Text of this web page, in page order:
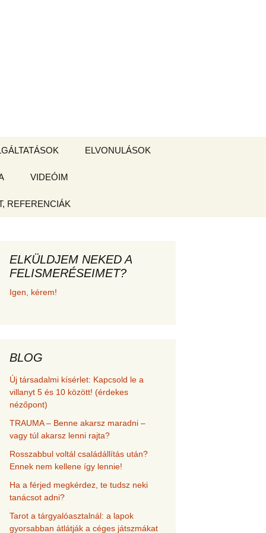
BOLT
ELVONULÁSOK
VIDEÓIM
REFERENCIÁK
az új
és
ELKÜLDJEM NEKED A
FELISMERÉSEIMET?
Igen, kérem!
BLOG
Új társadalmi kísérlet: Kapcsold le a
villanyt 5 és 10 között! (érdekes
nézőpont)
TRAUMA – Benne akarsz maradni –
vagy túl akarsz lenni rajta?
Rosszabbul voltál családállítás után?
Ennek nem kellene így lennie!
Ha a férjed megkérdez, te tudsz neki
tanácsot adni?
Tarot a tárgyalóasztalnál: a lapok
gyorsabban átlátják a céges játszmákat